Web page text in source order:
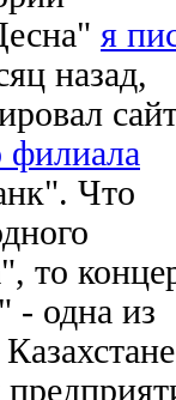
я
назад,
филиала
Что
то
- одна из